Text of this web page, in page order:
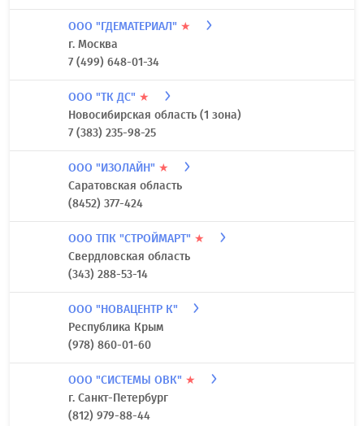
ООО "ГДЕМАТЕРИАЛ" ★
г. Москва
7 (499) 648-01-34
ООО "ТК ДС" ★
Новосибирская область (1 зона)
7 (383) 235-98-25
ООО "ИЗОЛАЙН" ★
Саратовская область
(8452) 377-424
ООО ТПК "СТРОЙМАРТ" ★
Свердловская область
(343) 288-53-14
ООО "НОВАЦЕНТР К"
Республика Крым
(978) 860-01-60
ООО "СИСТЕМЫ ОВК" ★
г. Санкт-Петербург
(812) 979-88-44